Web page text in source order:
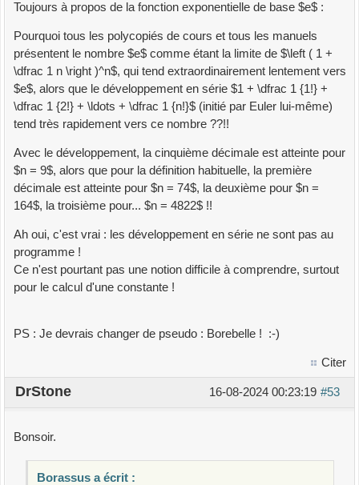
Toujours à propos de la fonction exponentielle de base $e$ :
Pourquoi tous les polycopiés de cours et tous les manuels
présentent le nombre $e$ comme étant la limite de $\left ( 1 +
\dfrac 1 n \right )^n$, qui tend extraordinairement lentement vers
$e$, alors que le développement en série $1 + \dfrac 1 {1!} +
\dfrac 1 {2!} + \ldots + \dfrac 1 {n!}$ (initié par Euler lui-même)
tend très rapidement vers ce nombre ??!!
Avec le développement, la cinquième décimale est atteinte pour
$n = 9$, alors que pour la définition habituelle, la première
décimale est atteinte pour $n = 74$, la deuxième pour $n =
164$, la troisième pour... $n = 4822$ !!
Ah oui, c'est vrai : les développement en série ne sont pas au
programme !
Ce n'est pourtant pas une notion difficile à comprendre, surtout
pour le calcul d'une constante !
PS : Je devrais changer de pseudo : Borebelle ! :-)
Citer
#53
16-08-2024 00:23:19
DrStone
Bonsoir.
Borassus a écrit :